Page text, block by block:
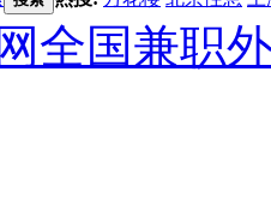
全国兼职